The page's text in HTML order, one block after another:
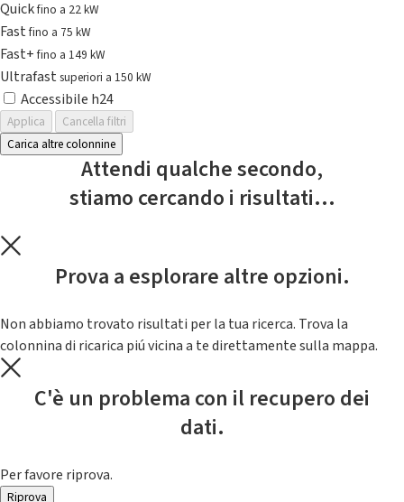
Quickfino a 22 kW
Fastfino a 75 kW
Fast+fino a 149 kW
Ultrafast superiori a 150 kW
Accessibile h24
Applica
Cancella filtri
Carica altre colonnine
Attendi qualche secondo,
stiamo cercando i risultati...
Prova a esplorare altre opzioni.
Non abbiamo trovato risultati per la tua ricerca. Trova la
colonnina di ricarica piú vicina a te direttamente sulla mappa.
C'è un problema con il recupero dei
dati.
Per favore riprova.
Riprova